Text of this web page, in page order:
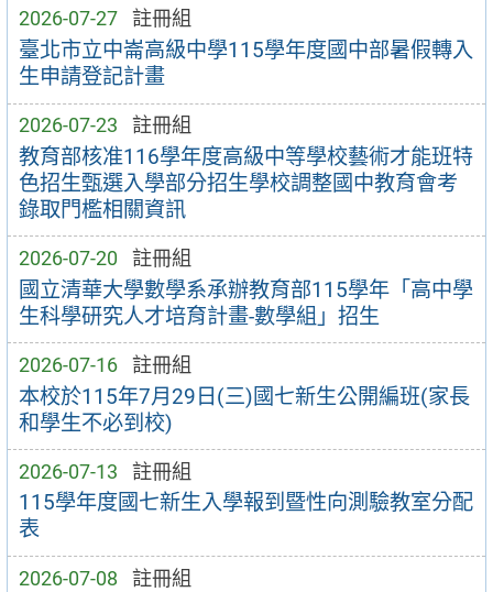
2026-07-27 註冊組
臺北市立中崙高級中學115學年度國中部暑假轉入
生申請登記計畫
2026-07-23 註冊組
教育部核准116學年度高級中等學校藝術才能班特
色招生甄選入學部分招生學校調整國中教育會考
錄取門檻相關資訊
2026-07-20 註冊組
國立清華大學數學系承辦教育部115學年「高中學
生科學研究人才培育計畫-數學組」招生
2026-07-16 註冊組
本校於115年7月29日(三)國七新生公開編班(家長
和學生不必到校)
2026-07-13 註冊組
115學年度國七新生入學報到暨性向測驗教室分配
表
2026-07-08 註冊組